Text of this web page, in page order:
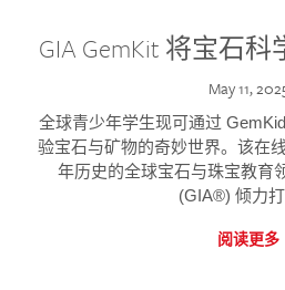
GIA GemKit 将宝石
May 11,
全球青少年学生现可通过
验宝石与矿物的奇妙世界。该在
年历史的全球宝石与珠宝教育
(GIA®) 倾力打
阅读更多